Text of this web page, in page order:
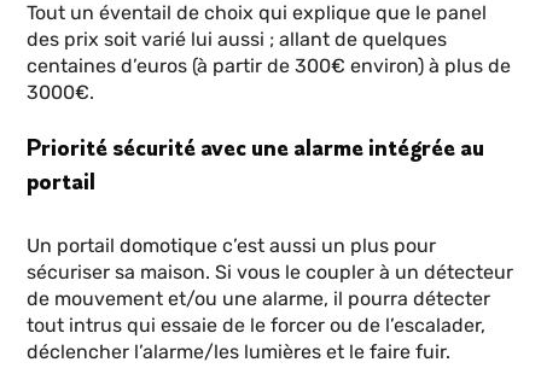
Tout un éventail de choix qui explique que le panel
des prix soit varié lui aussi ; allant de quelques
centaines d’euros (à partir de 300€ environ) à plus de
3000€.
Priorité sécurité avec une alarme intégrée au
portail
Un portail domotique c’est aussi un plus pour
sécuriser sa maison. Si vous le coupler à un détecteur
de mouvement et/ou une alarme, il pourra détecter
tout intrus qui essaie de le forcer ou de l’escalader,
déclencher l’alarme/les lumières et le faire fuir.